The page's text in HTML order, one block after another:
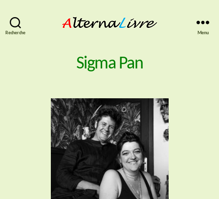
Recherche Menu
Sigma Pan